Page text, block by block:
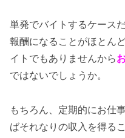
単発でバイトするケース
報酬になることがほとん
イトでもありませんから
ではないでしょうか。
もちろん、定期的にお仕
ばそれなりの収入を得る